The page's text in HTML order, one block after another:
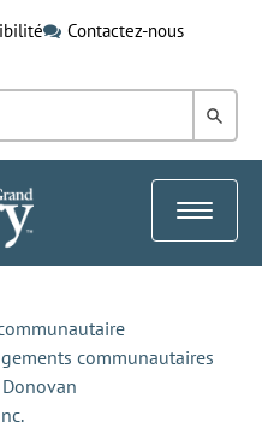
Contactez-nous
dans
Toggle
communautaires